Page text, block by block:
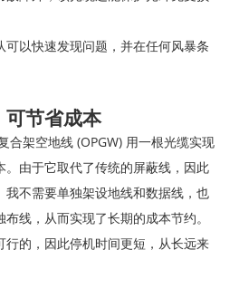
以快速发现问题，并在任何风暴条
节省成本
合架空地线 (OPGW) 用一根光缆实现
由于它取代了传统的屏蔽线，因此
不需要单独架设地线和数据线，也
线，从而实现了长期的成本节约。
的，因此停机时间更短，从长远来